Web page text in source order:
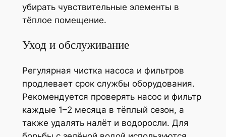
убирать чувствительные элементы в
тёплое помещение.
Уход и обслуживание
Регулярная чистка насоса и фильтров
продлевает срок службы оборудования.
Рекомендуется проверять насос и фильтр
каждые 1–2 месяца в тёплый сезон, а
также удалять налёт и водоросли. Для